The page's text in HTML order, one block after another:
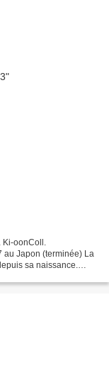
Ki-oonColl.
au Japon (terminée) La
sa naissance.